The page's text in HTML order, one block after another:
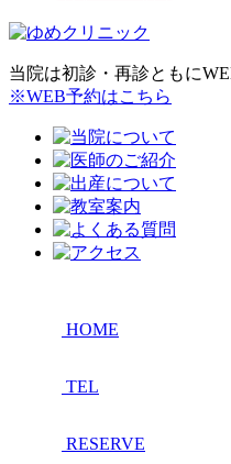
当院は初診・再診ともに
※WEB予約はこちら
HOME
TEL
RESERVE